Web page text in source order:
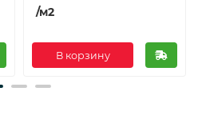
/м2
В корзину